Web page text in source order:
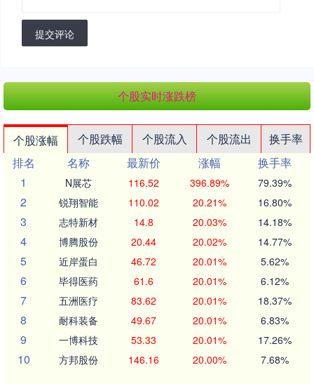
提交评论
个股实时涨跌榜
个股涨幅 个股跌幅 个股流入 个股流出
换手率
排名
名称 最新价 涨幅
换手率
1
N展芯 116.52 396.89% 79.39%
2 锐翔智能 110.02 20.21% 16.80%
3 志特新材 14.8 20.03% 14.18%
4 博腾股份 20.44 20.02% 14.77%
5 近岸蛋白 46.72 20.01% 5.62%
6 毕得医药 61.6 20.01% 6.12%
7 五洲医疗 83.62 20.01% 18.37%
8 耐科装备 49.67 20.01% 6.83%
9 一博科技 53.33 20.01% 17.26%
10 方邦股份 146.16 20.00% 7.68%